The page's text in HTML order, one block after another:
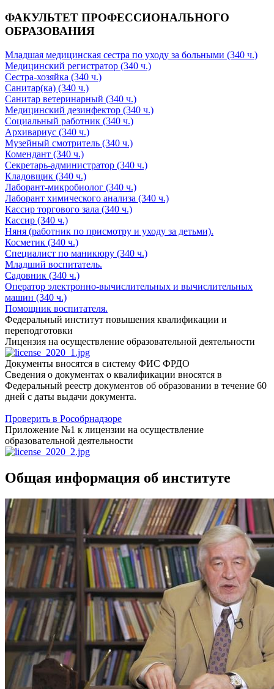
ФАКУЛЬТЕТ ПРОФЕССИОНАЛЬНОГО
ОБРАЗОВАНИЯ
Младшая медицинская сестра по уходу за больными (340 ч.)
Медицинский регистратор (340 ч.)
Сестра-хозяйка (340 ч.)
Санитар(ка) (340 ч.)
Санитар ветеринарный (340 ч.)
Медицинский дезинфектор (340 ч.)
Социальный работник (340 ч.)
Архивариус (340 ч.)
Музейный смотритель (340 ч.)
Комендант (340 ч.)
Секретарь-администратор (340 ч.)
Кладовщик (340 ч.)
Лаборант-микробиолог (340 ч.)
Лаборант химического анализа (340 ч.)
Кассир торгового зала (340 ч.)
Кассир (340 ч.)
Няня (работник по присмотру и уходу за детьми).
Косметик (340 ч.)
Специалист по маникюру (340 ч.)
Младший воспитатель.
Садовник (340 ч.)
Оператор электронно-вычислительных и вычислительных
машин (340 ч.)
Помощник воспитателя.
Федеральный институт повышения квалификации и
переподготовки
Лицензия на осуществление образовательной деятельности
Документы вносятся в систему ФИС ФРДО
Сведения о документах о квалификации вносятся в
Федеральный реестр документов об образовании в течение 60
дней с даты выдачи документа.
Проверить в Рособрнадзоре
Приложение №1 к лицензии на осуществление
образовательной деятельности
Общая информация об институте